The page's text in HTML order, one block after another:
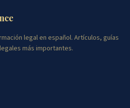
legal en español. Artículos, guías
más importantes.